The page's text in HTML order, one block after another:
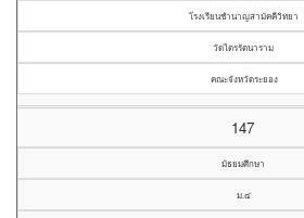
โรงเรียนชำนาญสามัคคีวิทยา
วัดไตรรัตนาราม
คณะจังหวัดระยอง
147
มัธยมศึกษา
ม.๔